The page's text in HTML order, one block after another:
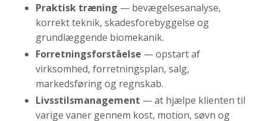
Praktisk træning — bevægelsesanalyse,
korrekt teknik, skadesforebyggelse og
grundlæggende biomekanik.
Forretningsforståelse — opstart af
virksomhed, forretningsplan, salg,
markedsføring og regnskab.
Livsstilsmanagement — at hjælpe klienten til
varige vaner gennem kost, motion, søvn og